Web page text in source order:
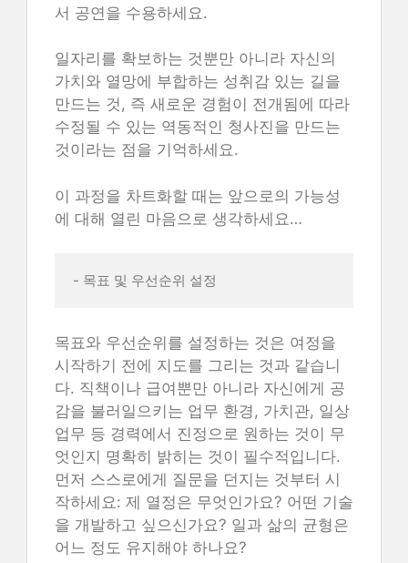
서 공연을 수용하세요.
일자리를 확보하는 것뿐만 아니라 자신의
가치와 열망에 부합하는 성취감 있는 길을
만드는 것, 즉 새로운 경험이 전개됨에 따라
수정될 수 있는 역동적인 청사진을 만드는
것이라는 점을 기억하세요.
이 과정을 차트화할 때는 앞으로의 가능성
에 대해 열린 마음으로 생각하세요…
- 목표 및 우선순위 설정
목표와 우선순위를 설정하는 것은 여정을
시작하기 전에 지도를 그리는 것과 같습니
다. 직책이나 급여뿐만 아니라 자신에게 공
감을 불러일으키는 업무 환경, 가치관, 일상
업무 등 경력에서 진정으로 원하는 것이 무
엇인지 명확히 밝히는 것이 필수적입니다.
먼저 스스로에게 질문을 던지는 것부터 시
작하세요: 제 열정은 무엇인가요? 어떤 기술
을 개발하고 싶으신가요? 일과 삶의 균형은
어느 정도 유지해야 하나요?